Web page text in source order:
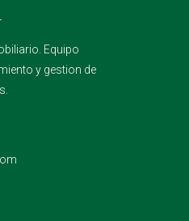
Equipo
y gestion de